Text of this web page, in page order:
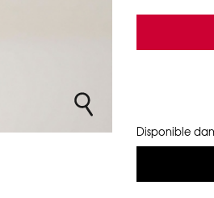
Disponible